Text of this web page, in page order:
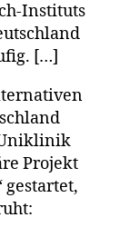
Instituts
[…]
Projekt
gestartet,